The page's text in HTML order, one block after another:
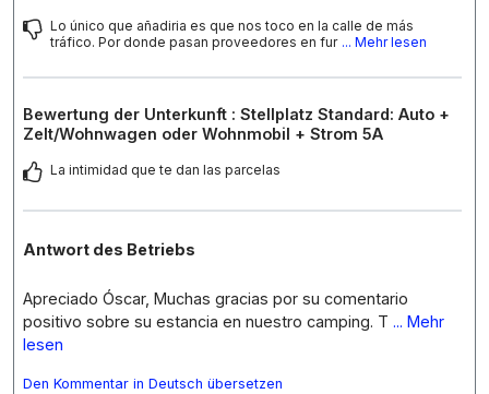
Lo único que añadiria es que nos toco en la calle de más
tráfico. Por donde pasan proveedores en fur ... Mehr lesen
Bewertung der Unterkunft : Stellplatz Standard: Auto +
Zelt/Wohnwagen oder Wohnmobil + Strom 5A
La intimidad que te dan las parcelas
Antwort des Betriebs
Apreciado Óscar, Muchas gracias por su comentario
positivo sobre su estancia en nuestro camping. T ... Mehr
lesen
Den Kommentar in Deutsch übersetzen